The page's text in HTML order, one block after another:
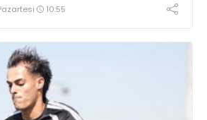
10:55